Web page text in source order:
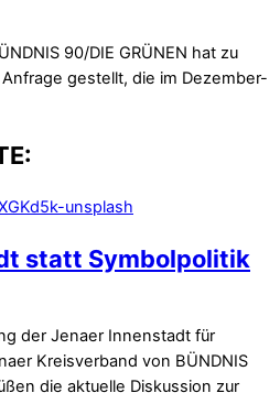
90/DIE GRÜNEN hat zu
gestellt, die im Dezember-
statt Symbolpolitik
der Jenaer Innenstadt für
Kreisverband von BÜNDNIS
die aktuelle Diskussion zur